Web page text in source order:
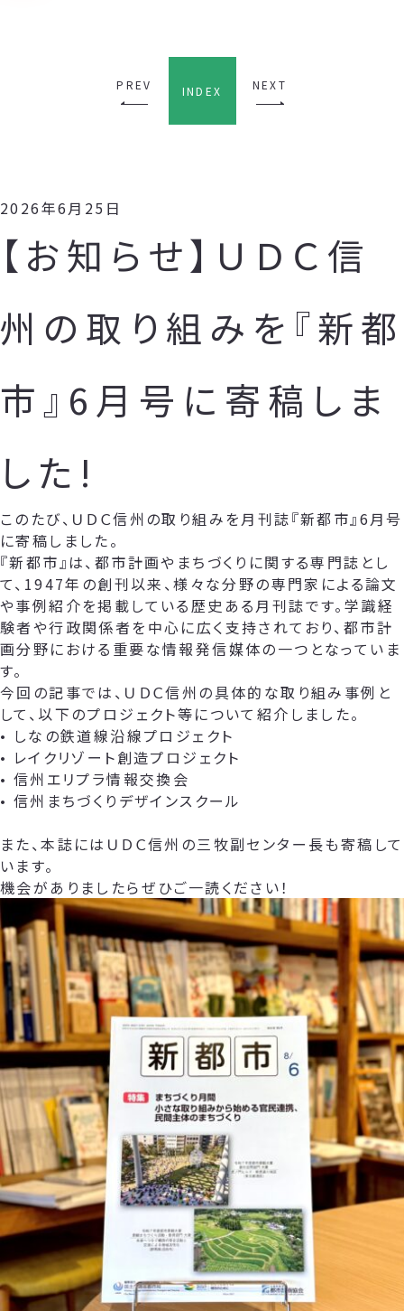
PREV INDEX NEXT
2026年6月25日
【お知らせ】ＵＤＣ信
州の取り組みを『新都
市』6月号に寄稿しま
した!
このたび、ＵＤＣ信州の取り組みを月刊誌『新都市』6月号
に寄稿しました。
『新都市』は、都市計画やまちづくりに関する専門誌とし
て、1947年の創刊以来、様々な分野の専門家による論文
や事例紹介を掲載している歴史ある月刊誌です。学識経
験者や行政関係者を中心に広く支持されており、都市計
画分野における重要な情報発信媒体の一つとなっていま
す。
今回の記事では、ＵＤＣ信州の具体的な取り組み事例と
して、以下のプロジェクト等について紹介しました。
• しなの鉄道線沿線プロジェクト
• レイクリゾート創造プロジェクト
• 信州エリプラ情報交換会
• 信州まちづくりデザインスクール
また、本誌にはＵＤＣ信州の三牧副センター長も寄稿して
います。
機会がありましたらぜひご一読ください！